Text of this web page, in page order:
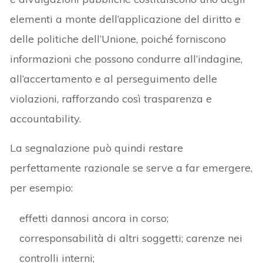
elementi a monte dell’applicazione del diritto e
delle politiche dell’Unione, poiché forniscono
informazioni che possono condurre all’indagine,
all’accertamento e al perseguimento delle
violazioni, rafforzando così trasparenza e
accountability.
La segnalazione può quindi restare
perfettamente razionale se serve a far emergere,
per esempio:
effetti dannosi ancora in corso;
corresponsabilità di altri soggetti; carenze nei
controlli interni;